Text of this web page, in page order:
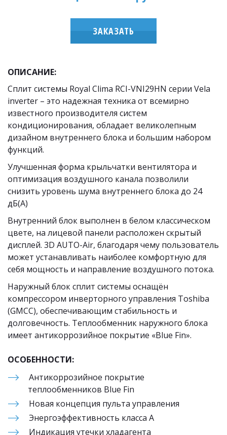
ЗАКАЗАТЬ
ОПИСАНИЕ:
Сплит системы Royal Clima RCI-VNI29HN серии Vela
inverter – это надежная техника от всемирно
известного производителя систем
кондиционирования, обладает великолепным
дизайном внутреннего блока и большим набором
функций.
Улучшенная форма крыльчатки вентилятора и
оптимизация воздушного канала позволили
снизить уровень шума внутреннего блока до 24
дБ(А)
Внутренний блок выполнен в белом классическом
цвете, на лицевой панели расположен скрытый
дисплей. 3D AUTO-Air, благодаря чему пользователь
может устанавливать наиболее комфортную для
себя мощность и направление воздушного потока.
Наружный блок сплит системы оснащён
компрессором инверторного управления Toshiba
(GMCC), обеспечивающим стабильность и
долговечность. Теплообменник наружного блока
имеет антикоррозийное покрытие «Blue Fin».
ОСОБЕННОСТИ:
Антикоррозийное покрытие
теплообменников Blue Fin
Новая концепция пульта управления
Энергоэффективность класса А
Индикация утечки хладагента